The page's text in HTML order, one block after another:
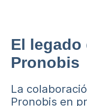
El
Pronobis
La
Pronobis en